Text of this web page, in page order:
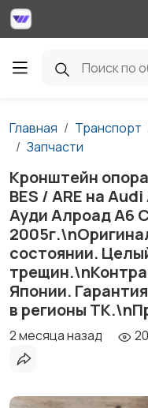
Главная Транспорт
Запчасти
Кронштейн
BES / ARE на
Ауди Алроад А6
состоянии.
Японии.
в регионы
2 месяца назад